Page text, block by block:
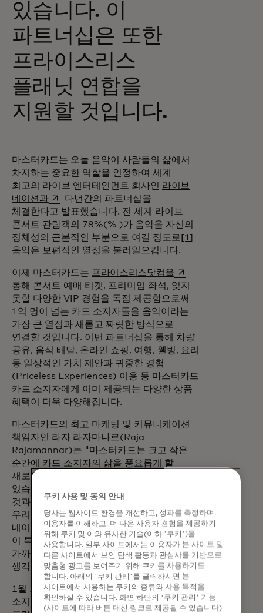
있습니다. 이
파트너십은 또한
프라이스리스
플래닛 연합을
지원할 것입니다.
마스터카드는 오늘 음악이 사람들의 삶에서
차지하는 중요한 역할을 인정하여 세계
최고의 라이브 엔터테인먼트 회사인 라이브
네이션과새 탭에서 열림
다년간의 파트너십을
체결한다고 발표했습니다. 전 세계 라이브
콘서트 관람객의 78%(% )가 음악을 자신의
정체성의 근본적인 부분으로 여길 정도로 [1]
음악은 보편적인 열정을 불러일으킵니다.
이제 마스터카드는 프라이스리스닷컴을 새 탭에서 열림
통해 콘서트 예매 티켓, 프리미엄 좌석, 잊지
못할 다양한 VIP 경험을 독점 제공함으로써
1억 명이 넘는 카드 소지자들을 음악이라는
가장 큰 열정과 새롭고 짜릿한 방식으로
연결할 것입니다. 이번 파트너십을 통해 차량
공유, 음식 배달, 온라인 쇼핑, 여행, 웰빙, 요리
등 일상적인 가치 제안과 귀중한 경험
(Priceless Experiences) 이용 등 마스터카드
카드 소지자에게 이미 제공되는 다양한 상품
혜택이 더욱 다양해집니다.
마스터카드의 최고 마케팅 및 커뮤니케이션
책임자인 라자 라자마나르(Raja
Rajamannar)는 "마스터카드는 크고 작은
순간에 카드 소지자의 삶을 풍요롭게 할
새로운 방법을 끊임없이 모색하고
있습니다."라고 말합니다. "음악은 다른 어떤
것과도 달리 우리를 흥분시키고 영감을 주며
우리를 하나로 묶어줍니다. 라이브
네이션과의 파트너십을 통해 카드 소지자들이
이 특별한 혜택을 통해 음악에 대한 열정에 더
가까이 다가갈 수 있게 되어 기쁘게
생각합니다."
1월 1일부터 자격을 갖춘* 마스터카드
소지자는 호주, 벨기에, 덴마크, 핀란드,
쿠키 사용 및 동의 안내
당사는 웹사이트 환경을 개선하고, 성과를 측정하며,
이용자를 이해하고, 더 나은 사용자 경험을 제공하기
위해 쿠키 및 이와 유사한 기술(이하 '쿠키')을
사용합니다. 일부 사이트에서는 이용자가 본 사이트 및
다른 사이트에서 보인 탐색 활동과 관심사를 기반으로
맞춤형 광고를 보여주기 위해 쿠키를 사용하기도
합니다. 아래의 '쿠키 관리'를 클릭하시면 본
사이트에서 사용하는 쿠키의 종류와 사용 목적을
확인하실 수 있습니다. 화면 하단의 '쿠키 관리' 기능
(사이트에 따라 버튼 대신 링크로 제공될 수 있습니다)